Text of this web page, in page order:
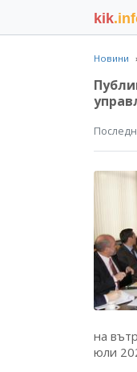
kik
Новини
на
юли